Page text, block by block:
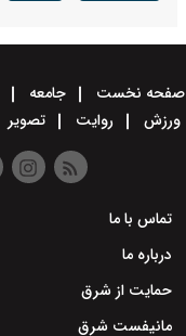
صفحه نخست جامعه
ورزش
روایت تصویر
تماس با ما
درباره ما
حمایت از شرق
مانیفست شرق